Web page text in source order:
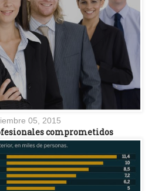
05, 2015
comprometidos